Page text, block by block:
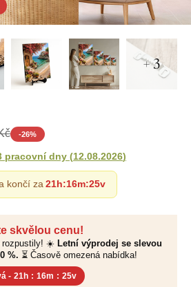
+ 3
skvělou cenu!
rozpustily! ☀️ Letní výprodej se slevou
%. ⏳ Časově omezená nabídka!
- 21h : 16m : 24v
-26%
pracovní dny (12.08.2026)
končí za 21h:16m:24v